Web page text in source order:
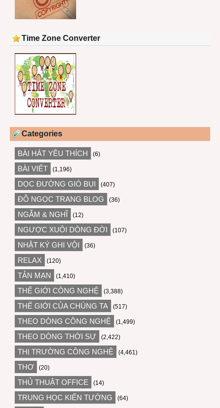
Time Zone Converter
Categories
BÀI HÁT YÊU THÍCH (6)
BÀI VIẾT (1,196)
DỌC ĐƯỜNG GIÓ BỤI (407)
ĐỖ NGỌC TRANG BLOG (36)
NGẪM & NGHĨ (12)
NGƯỢC XUÔI DÒNG ĐỜI (107)
NHẬT KÝ GHI VỘI (36)
RELAX (120)
TẢN MẠN (1,410)
THẾ GIỚI CÔNG NGHỆ (3,388)
THẾ GIỚI CỦA CHÚNG TA (517)
THEO DÒNG CÔNG NGHỆ (1,499)
THEO DÒNG THỜI SỰ (2,422)
THỊ TRƯỜNG CÔNG NGHỆ (4,461)
THƠ (20)
THỦ THUẬT OFFICE (14)
TRUNG HỌC KIẾN TƯỜNG (64)